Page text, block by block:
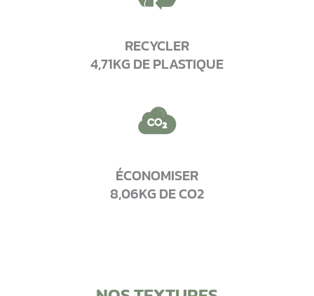
RECYCLER
4,71KG DE PLASTIQUE
ÉCONOMISER
8,06KG DE CO2